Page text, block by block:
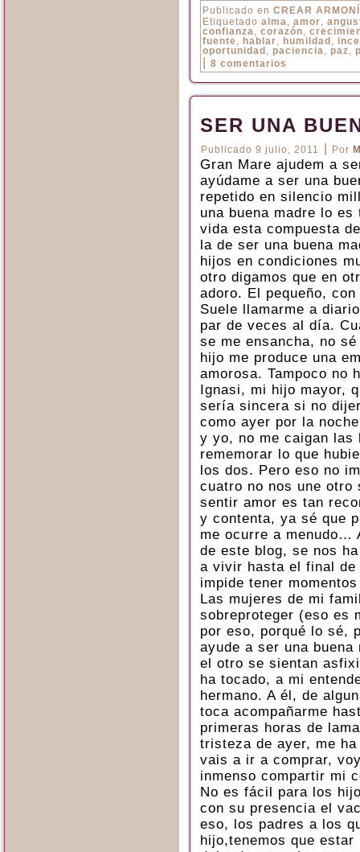
Publicado en CREAR
Etiquetado alma, amor,
confianza, corazón,
fuente, hablar, humildad ,
oportunidad , paciencia, paz,
8 comentarios
SER UNA
Publicado 9 julio, 2011 Por
Gran Mare ajudem a
ayúdame a ser una
repetido en silencio
una buena madre lo
vida esta compuesta
la de ser una buena
hijos en condiciones
otro digamos que en
adoro. El pequeño,
Suele llamarme a
par de veces al día.
se me ensancha, no
hijo me produce una
amorosa. Tampoco no
Ignasi, mi hijo mayor,
sería sincera si no
como ayer por la
y yo, no me caigan las
rememorar lo que
los dos. Pero eso no
cuatro no nos une otro
sentir amor es tan
y contenta, ya sé que
me ocurre a menudo…
de este blog, se nos
a vivir hasta el final de
impide tener
Las mujeres de mi
sobreproteger (eso es
por eso, porqué lo sé,
ayude a ser una
el otro se sientan
ha tocado, a mi
hermano. A él, de
toca acompañarme
primeras horas de
tristeza de ayer, me
vais a ir a comprar,
inmenso compartir mi
No es fácil para los
con su presencia el
eso, los padres a los
hijo,tenemos que